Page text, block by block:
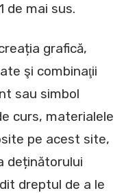
de mai sus.
grafică,
şi combinaţii
sau simbol
curs, materialele
pe acest site,
deținătorului
dreptul de a le